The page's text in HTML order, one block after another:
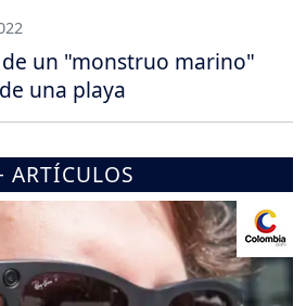
un "monstruo marino"
una playa
ARTÍCULOS